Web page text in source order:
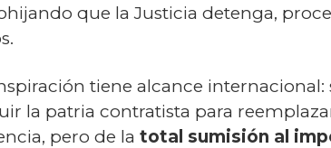
que la Justicia detenga,
tiene alcance internacional:
la patria contratista para
pero de la total sumisión al